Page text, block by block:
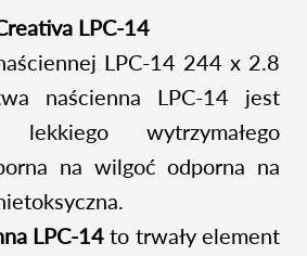
LPC-14
LPC-14 244 x 2.8
naścienna LPC-14 jest
wytrzymałego
na wilgoć odporna na
LPC-14 to trwały element